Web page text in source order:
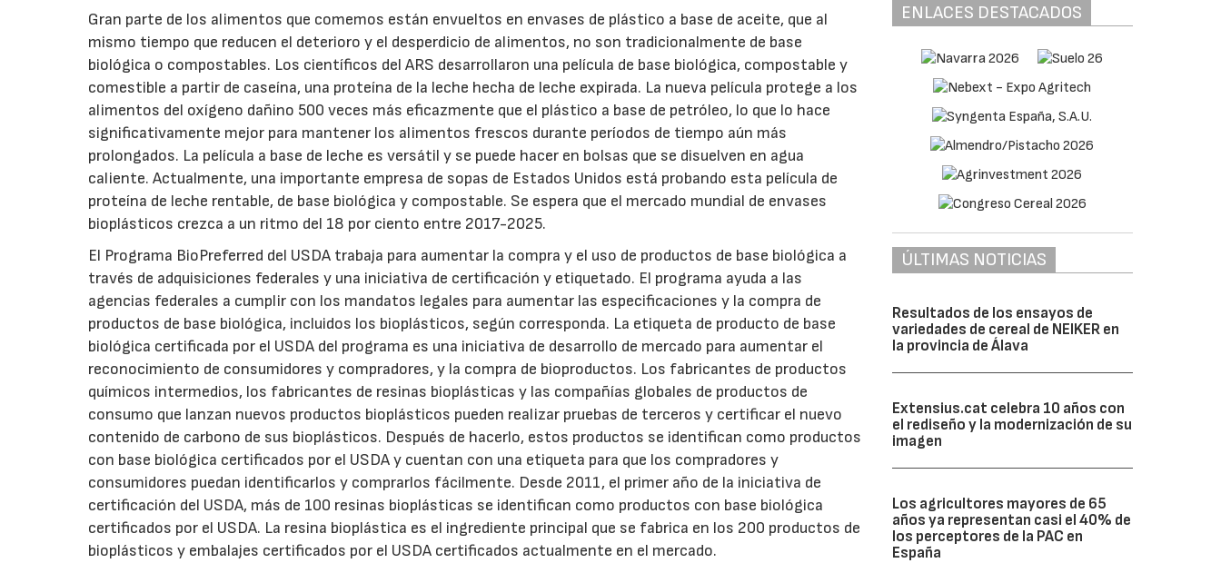
Gran parte de los alimentos que comemos están envueltos en envases de plástico a base de aceite, que al
mismo tiempo que reducen el deterioro y el desperdicio de alimentos, no son tradicionalmente de base
biológica o compostables. Los científicos del ARS desarrollaron una película de base biológica, compostable y
comestible a partir de caseína, una proteína de la leche hecha de leche expirada. La nueva película protege a los
alimentos del oxígeno dañino 500 veces más eficazmente que el plástico a base de petróleo, lo que lo hace
significativamente mejor para mantener los alimentos frescos durante períodos de tiempo aún más
prolongados. La película a base de leche es versátil y se puede hacer en bolsas que se disuelven en agua
caliente. Actualmente, una importante empresa de sopas de Estados Unidos está probando esta película de
proteína de leche rentable, de base biológica y compostable. Se espera que el mercado mundial de envases
bioplásticos crezca a un ritmo del 18 por ciento entre 2017-2025.
El Programa BioPreferred del USDA trabaja para aumentar la compra y el uso de productos de base biológica a
través de adquisiciones federales y una iniciativa de certificación y etiquetado. El programa ayuda a las
agencias federales a cumplir con los mandatos legales para aumentar las especificaciones y la compra de
productos de base biológica, incluidos los bioplásticos, según corresponda. La etiqueta de producto de base
biológica certificada por el USDA del programa es una iniciativa de desarrollo de mercado para aumentar el
reconocimiento de consumidores y compradores, y la compra de bioproductos. Los fabricantes de productos
químicos intermedios, los fabricantes de resinas bioplásticas y las compañías globales de productos de
consumo que lanzan nuevos productos bioplásticos pueden realizar pruebas de terceros y certificar el nuevo
contenido de carbono de sus bioplásticos. Después de hacerlo, estos productos se identifican como productos
con base biológica certificados por el USDA y cuentan con una etiqueta para que los compradores y
consumidores puedan identificarlos y comprarlos fácilmente. Desde 2011, el primer año de la iniciativa de
certificación del USDA, más de 100 resinas bioplásticas se identifican como productos con base biológica
certificados por el USDA. La resina bioplástica es el ingrediente principal que se fabrica en los 200 productos de
bioplásticos y embalajes certificados por el USDA certificados actualmente en el mercado.
ENLACES DESTACADOS
ÚLTIMAS NOTICIAS
Resultados de los ensayos de
variedades de cereal de NEIKER en
la provincia de Álava
Extensius.cat celebra 10 años con
el rediseño y la modernización de su
imagen
Los agricultores mayores de 65
años ya representan casi el 40% de
los perceptores de la PAC en
España